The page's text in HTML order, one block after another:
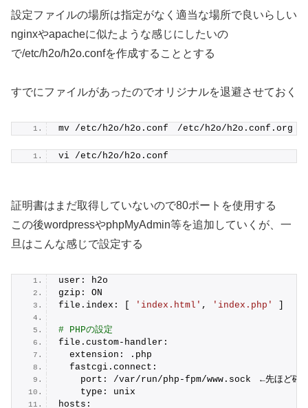
設定ファイルの場所は指定がなく適当な場所で良いらしい
nginxやapacheに似たような感じにしたいの
で/etc/h2o/h2o.confを作成することとする
すでにファイルがあったのでオリジナルを退避させておく
mv /etc/h2o/h2o.conf　/etc/h2o/h2o.conf.org
vi /etc/h2o/h2o.conf
証明書はまだ取得していないので80ポートを使用する
この後wordpressやphpMyAdmin等を追加していくが、一
旦はこんな感じで設定する
user: h2o
gzip: ON
file.index: [
'index.html' , 'index.php'
# PHPの設定
file.custom-handler:
  extension: .php
  fastcgi.connect:
port: /var/run/php-fpm/www.sock　←先ほど確
    type: unix
hosts: